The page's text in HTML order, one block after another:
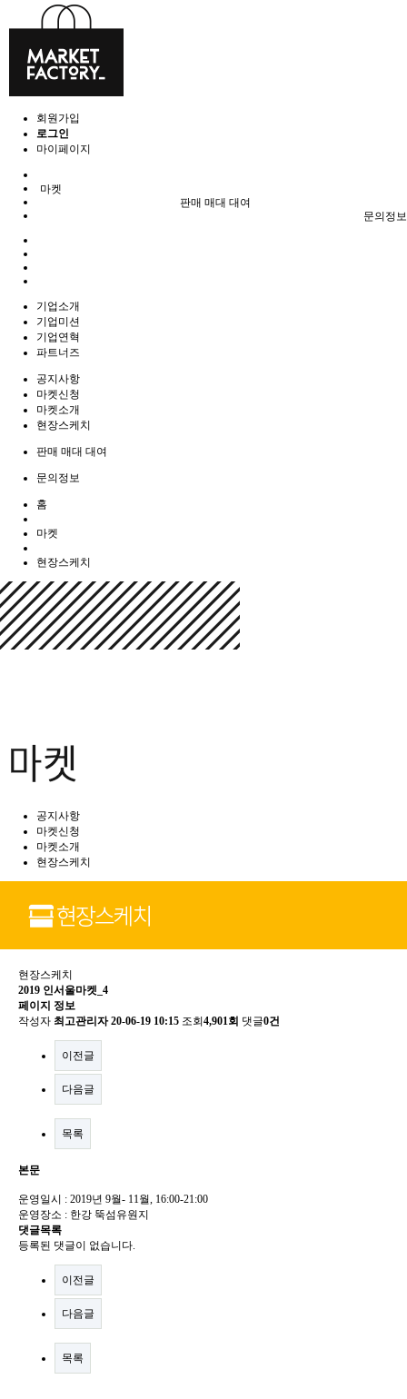
회원가입
로그인
마이페이지
마켓
판매 매대 대여
문의정보
기업소개
기업미션
기업연혁
파트너즈
공지사항
마켓신청
마켓소개
현장스케치
판매 매대 대여
문의정보
홈
마켓
현장스케치
공지사항
마켓신청
마켓소개
현장스케치
현장스케치
2019 인서울마켓_4
페이지 정보
작성자 최고관리자 20-06-19 10:15 조회 4,901회 댓글0건
이전글
다음글
목록
본문
운영일시 : 2019년 9월- 11월, 16:00-21:00
운영장소 : 한강 뚝섬유원지
댓글목록
등록된 댓글이 없습니다.
이전글
다음글
목록